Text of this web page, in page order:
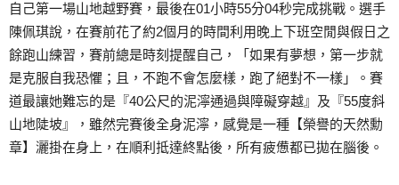
自己第一場山地越野賽，最後在01小時55分04秒完成挑戰。選手
陳佩琪說，在賽前花了約2個月的時間利用晚上下班空閒與假日之
餘跑山練習，賽前總是時刻提醒自己，「如果有夢想，第一步就
是克服自我恐懼；且，不跑不會怎麼樣，跑了絕對不一樣」。賽
道最讓她難忘的是『40公尺的泥濘通過與障礙穿越』及『55度斜
山地陡坡』，雖然完賽後全身泥濘，感覺是一種【榮譽的天然勳
章】灑掛在身上，在順利抵達終點後，所有疲憊都已拋在腦後。